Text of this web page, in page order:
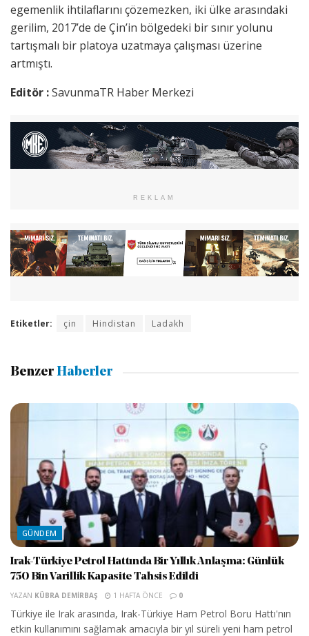
egemenlik ihtilaflarını çözemezken, iki ülke arasındaki
gerilim, 2017’de de Çin’in bölgedeki bir sınır yolunu
tartışmalı bir platoya uzatmaya çalışması üzerine
artmıştı.
Editör :SavunmaTR Haber Merkezi
REKLAM
Etiketler: çin Hindistan Ladakh
Benzer Haberler
GÜNDEM
Irak-Türkiye Petrol Hattında Bir Yıllık Anlaşma: Günlük
750 Bin Varillik Kapasite Tahsis Edildi
YAZAN KÜBRA DEMIRBAŞ 1 HAFTA ÖNCE 0
Türkiye ile Irak arasında, Irak-Türkiye Ham Petrol Boru Hattı'nın
etkin kullanımını sağlamak amacıyla bir yıl süreli yeni ham petrol